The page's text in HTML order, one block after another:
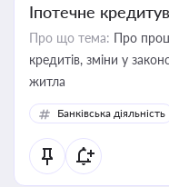
Іпотечне
Про що тема: Про
кредитів, зміни у
житла
Банківська діяльність